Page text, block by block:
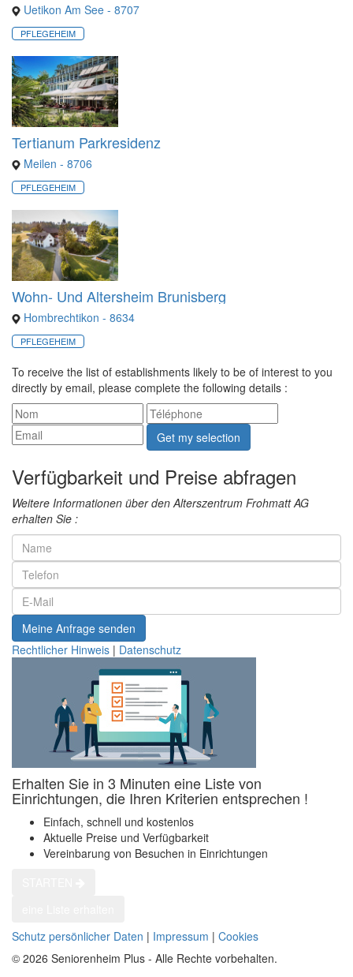
Uetikon Am See - 8707
PFLEGEHEIM
Tertianum Parkresidenz
Meilen - 8706
PFLEGEHEIM
Wohn- Und Altersheim Brunisberg
Hombrechtikon - 8634
PFLEGEHEIM
To receive the list of establishments likely to be of interest to you
directly by email, please complete the following details :
Get my selection
Verfügbarkeit und Preise abfragen
Weitere Informationen über den Alterszentrum Frohmatt AG
erhalten Sie :
Meine Anfrage senden
Rechtlicher Hinweis | Datenschutz
Erhalten Sie in 3 Minuten eine Liste von
Einrichtungen, die Ihren Kriterien entsprechen !
Einfach, schnell und kostenlos
Aktuelle Preise und Verfügbarkeit
Vereinbarung von Besuchen in Einrichtungen
Schutz persönlicher Daten | Impressum | Cookies
© 2026 Seniorenheim Plus - Alle Rechte vorbehalten.